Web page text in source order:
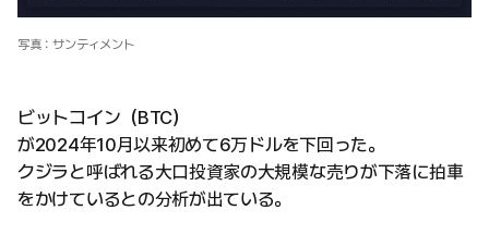
写真：サンティメント
ビットコイン（BTC）
が2024年10月以来初めて6万ドルを下回った。
クジラと呼ばれる大口投資家の大規模な売りが下落に拍車
をかけているとの分析が出ている。